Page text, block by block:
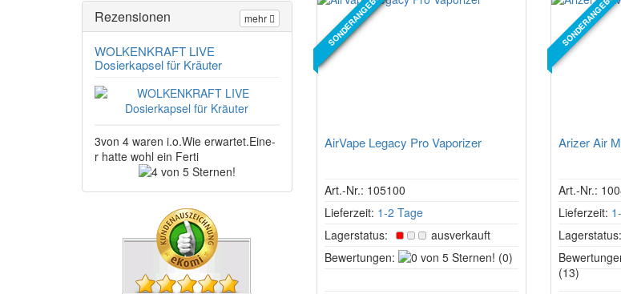
NEUER ARTIKEL
SONDERANGEBOT
AirVape Legacy Pro Vaporizer
Art.-Nr.: 105100
Lieferzeit: 1-2 Tage
Lagerstatus:
ausverkauft
Bewertungen:
0(0)
SONDERANGEBOT
Arizer Air
Art.-Nr.:
Lieferzeit:
Lagerstatus:
(13)
mehr
Rezensionen
WOLKENKRAFT LIVE
Dosierkapsel für Kräuter
3von 4 waren i.o.Wie erwartet.Eine-
r hatte wohl ein Ferti
4